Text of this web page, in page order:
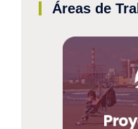
Áreas de